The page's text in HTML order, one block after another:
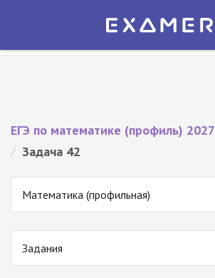
Экзамер — ЕГЭ 2027
ЕГЭ по математике (профиль) 2027
/ Задача 42
Математика (профильная)
Задания